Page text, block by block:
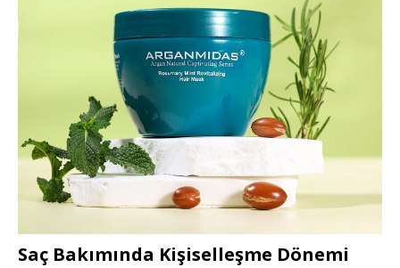
Saç Bakımında Kişiselleşme Dönemi